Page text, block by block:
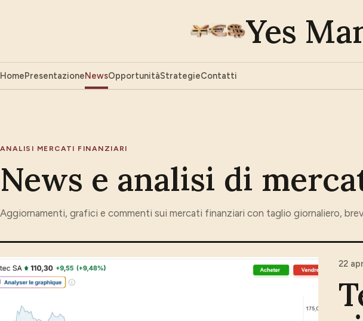
Yes
HomePresentazioneNewsOpportunitàStrategieContatti
ANALISI MERCATI FINANZIARI
News e analisi di
Aggiornamenti, grafici e commenti sui mercati finanziari con taglio giornaliero,
22